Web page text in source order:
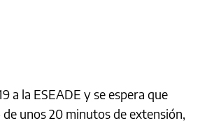
a la ESEADE y se espera que
unos 20 minutos de extensión,